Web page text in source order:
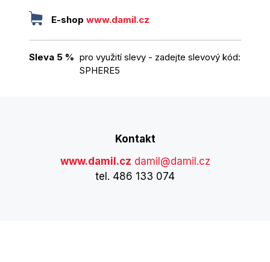
E-shop www.damil.cz
Sleva 5 % pro využití slevy - zadejte slevový kód:
SPHERE5
Kontakt
www.damil.cz damil@damil.cz
tel. 486 133 074